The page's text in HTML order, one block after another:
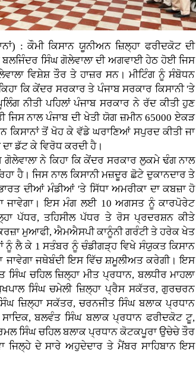
: ਕੌਮੀ ਕਿਸਾਨ ਯੂਨੀਅਨ ਜ਼ਿਲ੍ਹਾ ਫਰੀਦਕੋਟ ਦੀ
ਬਲਜਿੰਦਰ ਸਿੰਘ ਗੋਲੇਵਾਲਾ ਦੀ ਅਗਵਾਈ ਹੇਠ ਹੋਈ ਜਿਸ
ਵਿਸ਼ੇਸ਼ ਤੌਰ ਤੇ ਹਾਜ਼ਰ ਸਨ। ਮੀਟਿੰਗ ਨੂੰ ਸੰਬੋਧਨ
ਕਿ ਕੇਂਦਰ ਸਰਕਾਰ ਤੇ ਪੰਜਾਬ ਸਰਕਾਰ ਕਿਸਾਨੀ 'ਤੇ
ਨੀਤੀ ਪਹਿਲਾਂ ਪੰਜਾਬ ਸਰਕਾਰ ਨੇ ਰੱਦ ਕੀਤੀ ਹੁਣ
ਜਿਸ ਨਾਲ ਪੰਜਾਬ ਦੀ ਖੇਤੀ ਯੋਗ ਜ਼ਮੀਨ 65000 ਏਕੜ
ਤੋਂ ਖੋਹ ਕੇ ਵੱਡੇ ਘਰਾਣਿਆਂ ਸਪੁਰਦ ਕੀਤੀ ਜਾ
ਡੱਟ ਕੇ ਵਿਰੋਧ ਕਰਦੀ ਹੈ।
ਨੇ ਕਿਹਾ ਕਿ ਕੇਂਦਰ ਸਰਕਾਰ ਲੁਕਮੇ ਢੰਗ ਨਾਲ
ਹੈ। ਜਿਸ ਨਾਲ ਕਿਸਾਨੀ ਮਜ਼ਦੂਰ ਛੋਟੇ ਦੁਕਾਨਦਾਰ ਤੇ
ਦੀਆਂ ਮੰਡੀਆਂ 'ਤੇ ਸਿੱਧਾ ਅਮਰੀਕਾ ਦਾ ਕਬਜ਼ਾ ਹੋ
ਜਾਵੇਗਾ। ਇਸ ਮੰਗ ਲਈ 10 ਅਗਸਤ ਨੂੰ ਕਾਰਪੋਰੇਟ
ਪੱਧਰ, ਤਹਿਸੀਲ ਪੱਧਰ ਤੇ ਰੋਸ ਪ੍ਰਦਰਸ਼ਨ ਕੀਤੇ
ਮੁਆਫੀ, ਐਮਐਸਪੀ ਕਾਨੂੰਨੀ ਗਰੰਟੀ ਤੇ ਹਰੇਕ ਖੇਤ
ਨੂੰ ਲੈ ਕੇ 1 ਸਤੰਬਰ ਨੂੰ ਚੰਡੀਗੜ੍ਹ ਵਿਖੇ ਸੰਯੁਕਤ ਕਿਸਾਨ
ਜਥੇਬੰਦੀ ਇਸ ਵਿੱਚ ਸ਼ਮੂਲੀਅਤ ਕਰੇਗੀ। ਇਸ
ਚਹਿਲ ਜ਼ਿਲ੍ਹਾ ਮੀਤ ਪ੍ਰਧਾਨ, ਬਲਧੀਰ ਮਾਹਲਾ
ਸਿੰਘ ਚਮੇਲੀ ਜ਼ਿਲ੍ਹਾ ਪ੍ਰੈਸ ਸਕੱਤਰ, ਗੁਰਚਰਨ
ਜ਼ਿਲ੍ਹਾ ਸਕੱਤਰ, ਚਰਨਜੀਤ ਸਿੰਘ ਬਲਾਕ ਪ੍ਰਧਾਨ
ਬਲਵੰਤ ਸਿੰਘ ਬਲਾਕ ਪ੍ਰਧਾਨ ਫਰੀਦਕੋਟ ਟੂ,
ਸਿੰਘ ਚਹਿਲ ਬਲਾਕ ਪ੍ਰਧਾਨ ਕੋਟਕਪੂਰਾ ਉਚੇਚੇ ਤੌਰ
ਦੇ ਸਾਰੇ ਅਹੁਦੇਦਾਰ ਤੇ ਮੈਂਬਰ ਸਾਹਿਬਾਨ ਇਸ